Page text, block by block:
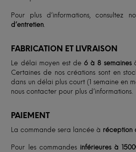
Pour plus d’informations, consultez
d’entretien.
FABRICATION ET LIVRAISON
Le délai moyen est de 6 à 8 semaines
Certaines de nos créations sont en
dans un délai plus court (1 semaine en
nous contacter pour plus d’informations.
PAIEMENT
La commande sera lancée à réception
Pour les commandes inférieures à